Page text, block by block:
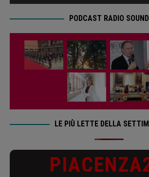
PODCAST RADIO SOUND
LE PIÙ LETTE DELLA